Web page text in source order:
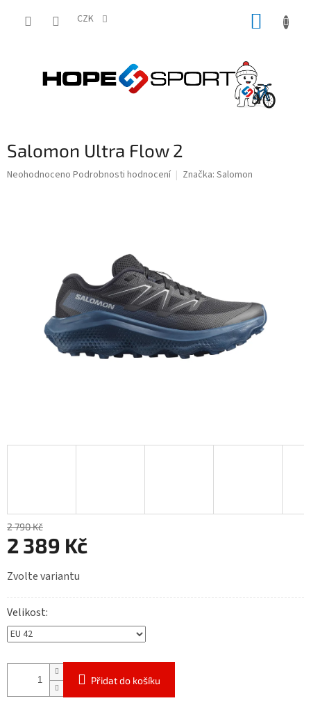
CZK
Salomon Ultra Flow 2
Průměrné
Neohodnoceno Podrobnosti hodnocení Značka: Salomon
2 790 Kč
2 389 Kč
cena:
Zvolte variantu
Velikost
Přidat do košíku